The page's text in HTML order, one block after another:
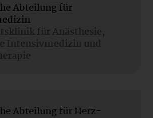
Abteilung für
für Anästhesie,
Intensivmedizin und
Abteilung für Herz-